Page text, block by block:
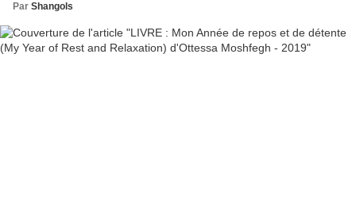
Par Shangols